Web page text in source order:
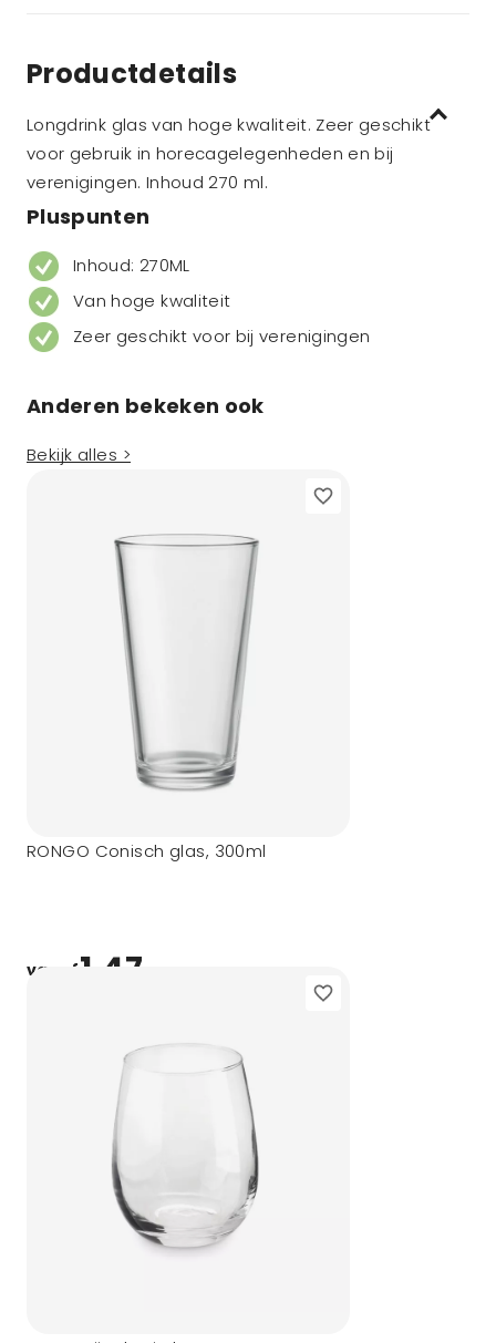
Productdetails
Longdrink glas van hoge kwaliteit. Zeer geschikt
voor gebruik in horecagelegenheden en bij
verenigingen. Inhoud 270 ml.
Pluspunten
Inhoud: 270ML
Van hoge kwaliteit
Zeer geschikt voor bij verenigingen
Anderen bekeken ook
Bekijk alles >
RONGO Conisch glas, 300ml
vanaf1,47